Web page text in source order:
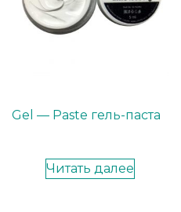
Gel — Paste гель-паста
Читать далее